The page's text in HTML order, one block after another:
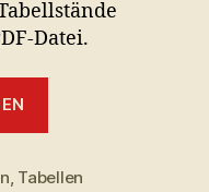
Datei.
Tabellen